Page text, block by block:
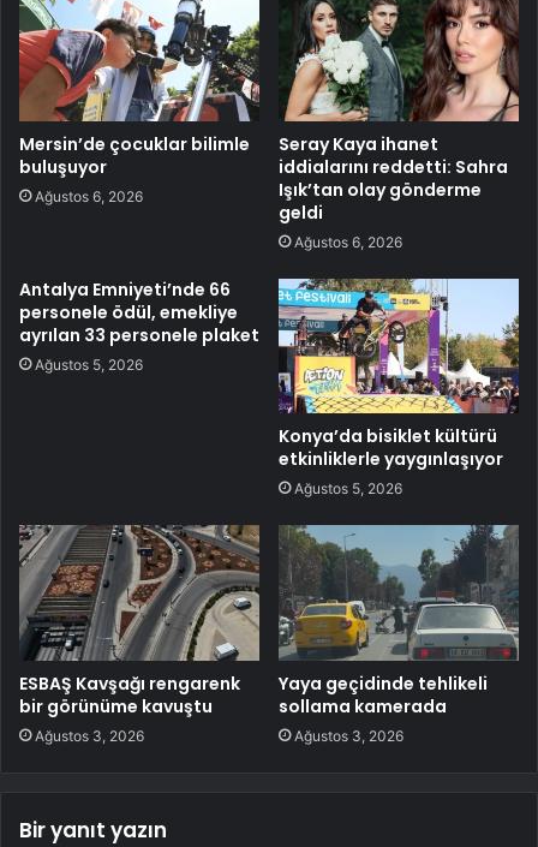
Mersin’de çocuklar bilimle
buluşuyor
Ağustos 6, 2026
Seray Kaya ihanet
iddialarını reddetti: Sahra
Işık’tan olay gönderme
geldi
Ağustos 6, 2026
Antalya Emniyeti’nde 66
personele ödül, emekliye
ayrılan 33 personele plaket
Ağustos 5, 2026
Konya’da bisiklet kültürü
etkinliklerle yaygınlaşıyor
Ağustos 5, 2026
ESBAŞ Kavşağı rengarenk
bir görünüme kavuştu
Ağustos 3, 2026
Yaya geçidinde tehlikeli
sollama kamerada
Ağustos 3, 2026
Bir yanıt yazın